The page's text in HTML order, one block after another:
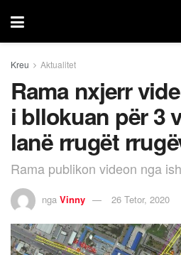
Kreu Aktualitet
Rama nxjerr
i bllokuan për 3
lanë rrugët
Rama publikon videon nga
nga Vinny 26 Tetor, 2020